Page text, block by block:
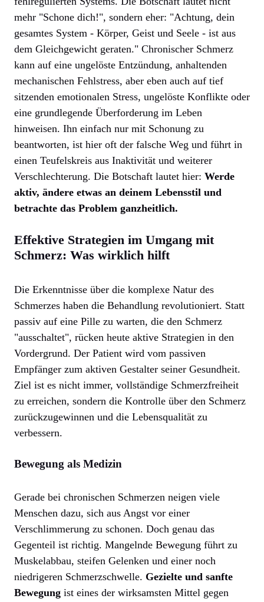
mehr "Schone dich!", sondern eher: "Achtung, dein
gesamtes System - Körper, Geist und Seele - ist aus
dem Gleichgewicht geraten." Chronischer Schmerz
kann auf eine ungelöste Entzündung, anhaltenden
mechanischen Fehlstress, aber eben auch auf tief
sitzenden emotionalen Stress, ungelöste Konflikte oder
eine grundlegende Überforderung im Leben
hinweisen. Ihn einfach nur mit Schonung zu
beantworten, ist hier oft der falsche Weg und führt in
einen Teufelskreis aus Inaktivität und weiterer
Verschlechterung. Die Botschaft lautet hier: Werde
aktiv, ändere etwas an deinem Lebensstil und
betrachte das Problem ganzheitlich.
Effektive Strategien im Umgang mit
Schmerz: Was wirklich hilft
Die Erkenntnisse über die komplexe Natur des
Schmerzes haben die Behandlung revolutioniert. Statt
passiv auf eine Pille zu warten, die den Schmerz
"ausschaltet", rücken heute aktive Strategien in den
Vordergrund. Der Patient wird vom passiven
Empfänger zum aktiven Gestalter seiner Gesundheit.
Ziel ist es nicht immer, vollständige Schmerzfreiheit
zu erreichen, sondern die Kontrolle über den Schmerz
zurückzugewinnen und die Lebensqualität zu
verbessern.
Bewegung als Medizin
Gerade bei chronischen Schmerzen neigen viele
Menschen dazu, sich aus Angst vor einer
Verschlimmerung zu schonen. Doch genau das
Gegenteil ist richtig. Mangelnde Bewegung führt zu
Muskelabbau, steifen Gelenken und einer noch
niedrigeren Schmerzschwelle. Gezielte und sanfte
Bewegung ist eines der wirksamsten Mittel gegen